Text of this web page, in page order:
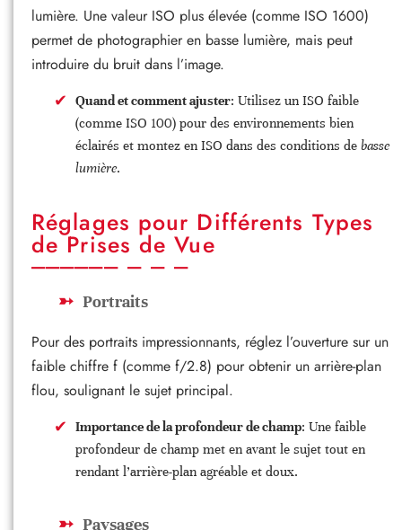
lumière. Une valeur ISO plus élevée (comme ISO 1600)
permet de photographier en basse lumière, mais peut
introduire du bruit dans l’image.
Quand et comment ajuster: Utilisez un ISO faible
(comme ISO 100) pour des environnements bien
éclairés et montez en ISO dans des conditions de basse
lumière.
Réglages pour Différents Types
de Prises de Vue
Portraits
Pour des portraits impressionnants, réglez l’ouverture sur un
faible chiffre f (comme f/2.8) pour obtenir un arrière-plan
flou, soulignant le sujet principal.
Importance de la profondeur de champ: Une faible
profondeur de champ met en avant le sujet tout en
rendant l’arrière-plan agréable et doux.
Paysages